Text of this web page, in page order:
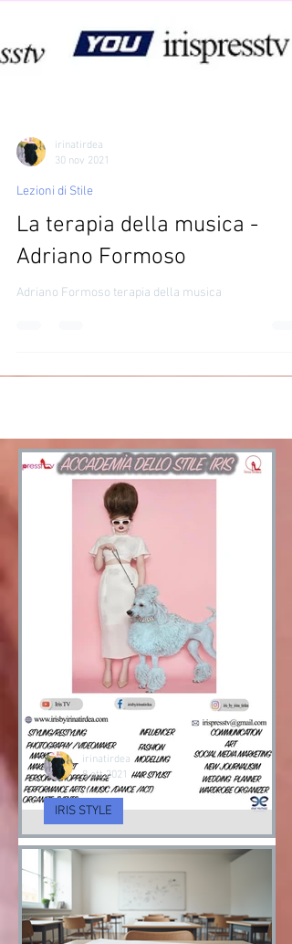
irinatirdea
Lezioni di Stile
La terapia della musica -
Adriano Formoso
Servizi di Consulenza
d’Imagine e cambio Stile
IRIS STYLE
irinatirdea
8 ott 2021